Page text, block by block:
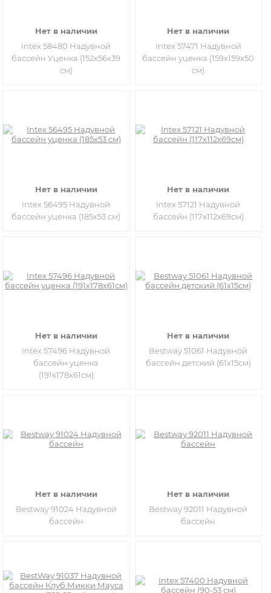
Нет в наличии
Intex 58480 Надувной
бассейн Уценка (152x56x39
см)
Нет в наличии
Intex 57471 Надувной
бассейн уценка (159x159x50
см)
Нет в наличии
Intex 56495 Надувной
бассейн уценка (185х53 см)
Нет в наличии
Intex 57121 Надувной
бассейн (117х112х69см)
Нет в наличии
Intex 57496 Надувной
бассейн уценка
(191х178х61см)
Нет в наличии
Bestway 51061 Надувной
бассейн детский (61х15см)
Нет в наличии
Bestway 91024 Надувной
бассейн
Нет в наличии
Bestway 92011 Надувной
бассейн